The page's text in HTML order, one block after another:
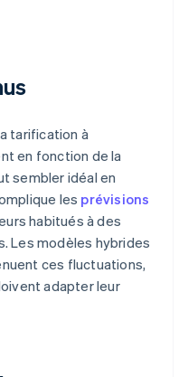
tarification à
en fonction de la
sembler idéal en
les prévisions
habitués à des
Les modèles hybrides
ces fluctuations,
adapter leur